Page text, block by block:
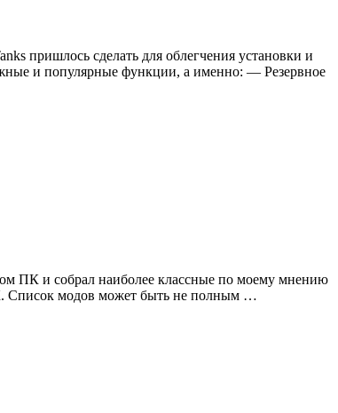
пришлось сделать для облегчения установки и
и популярные функции, а именно: — Резервное
ПК и собрал наиболее классные по моему мнению
Список модов может быть не полным …